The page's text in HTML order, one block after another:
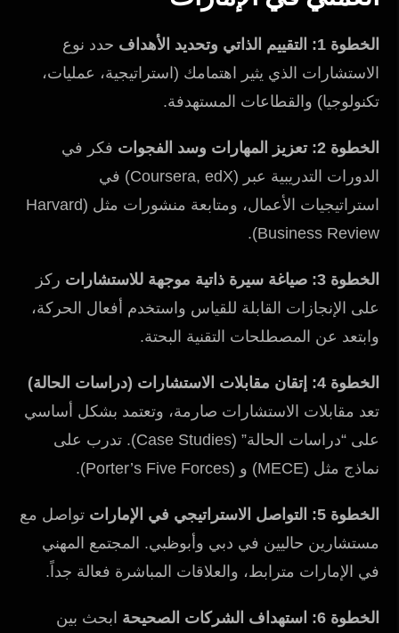
الخطوة 1: التقييم الذاتي وتحديد الأهداف
حدد نوع
الاستشارات الذي يثير اهتمامك (استراتيجية، عمليات،
تكنولوجيا) والقطاعات المستهدفة.
الخطوة 2: تعزيز المهارات وسد الفجوات
فكر في
الدورات التدريبية عبر (Coursera, edX) في
استراتيجيات الأعمال، ومتابعة منشورات مثل (Harvard
Business Review).
الخطوة 3: صياغة سيرة ذاتية موجهة للاستشارات
ركز
على الإنجازات القابلة للقياس واستخدم أفعال الحركة،
وابتعد عن المصطلحات التقنية البحتة.
الخطوة 4: إتقان مقابلات الاستشارات (دراسات الحالة)
تعد مقابلات الاستشارات صارمة، وتعتمد بشكل أساسي
على “دراسات الحالة” (Case Studies). تدرب على
نماذج مثل (MECE) و (Porter’s Five Forces).
الخطوة 5: التواصل الاستراتيجي في الإمارات
تواصل مع
مستشارين حاليين في دبي وأبوظبي. المجتمع المهني
في الإمارات مترابط، والعلاقات المباشرة فعالة جداً.
الخطوة 6: استهداف الشركات الصحيحة
ابحث بين